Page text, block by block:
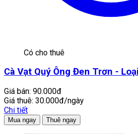
Có cho thuê
Cà Vạt Quý Ông Đen Trơn -
Giá bán: 90.000đ
Giá thuê: 30.000đ/ngày
Chi tiết
Mua ngay Thuê ngay